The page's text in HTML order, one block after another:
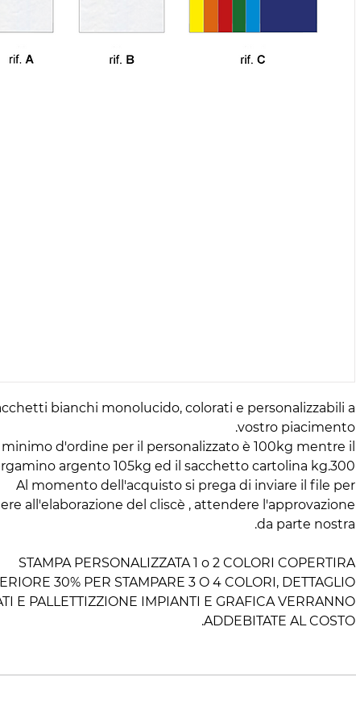
bianchi monolucido, colorati e personalizzabili a
vostro piacimento.
minimo d'ordine per il personalizzato è 100kg mentre il
argento 105kg ed il sacchetto cartolina kg.300.
Al momento dell'acquisto si prega di inviare il file per
all'elaborazione del cliscè , attendere l'approvazione
da parte nostra.
STAMPA PERSONALIZZATA 1 o 2 COLORI COPERTIRA
30% PER STAMPARE 3 O 4 COLORI, DETTAGLIO
E PALLETTIZZIONE IMPIANTI E GRAFICA VERRANNO
ADDEBITATE AL COSTO.